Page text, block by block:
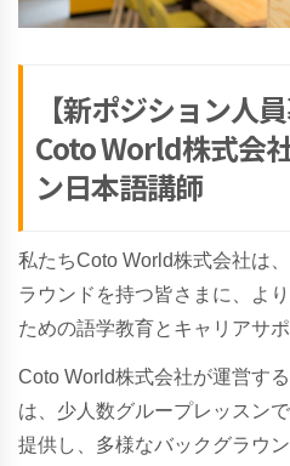
【新ポジション人
Coto World株式会
ン日本語講師
私たちCoto World株式会社は
ラウンドを持つ皆さまに、よ
ための語学教育とキャリアサ
Coto World株式会社が運営す
は、少人数グループレッスン
提供し、多様なバックグラウ